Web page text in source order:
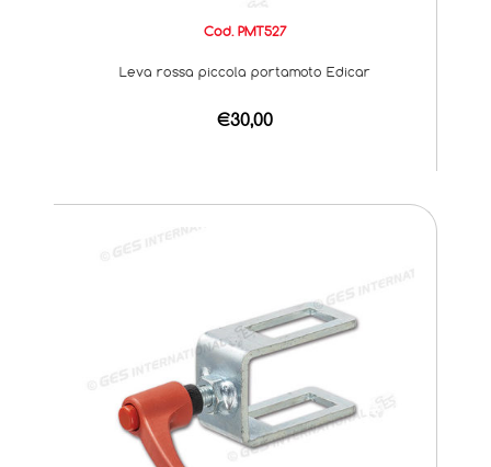
Cod. PMT527
Leva rossa piccola portamoto Edicar
€30,00